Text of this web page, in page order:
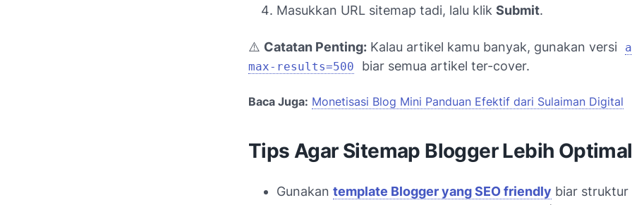
Masukkan URL sitemap tadi, lalu klik Submit.
⚠️ Catatan Penting: Kalau artikel kamu banyak, gunakan versi
max-results=500
biar semua artikel ter-cover.
Baca Juga: Monetisasi Blog Mini Panduan Efektif dari Sulaiman Digital
Tips Agar Sitemap Blogger Lebih Optimal
Gunakan template Blogger yang SEO friendly biar struktur